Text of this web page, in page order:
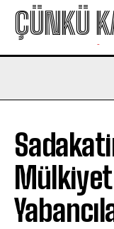
ÇÜNKÜ
-
Mülkiyet